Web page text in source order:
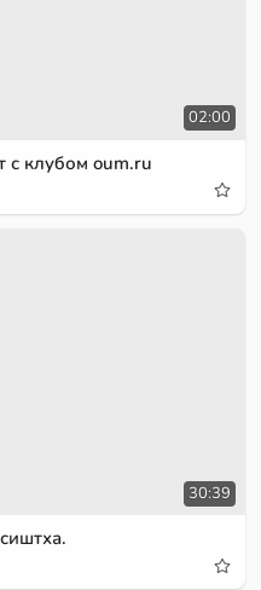
02:00
с клубом oum.ru
30:39